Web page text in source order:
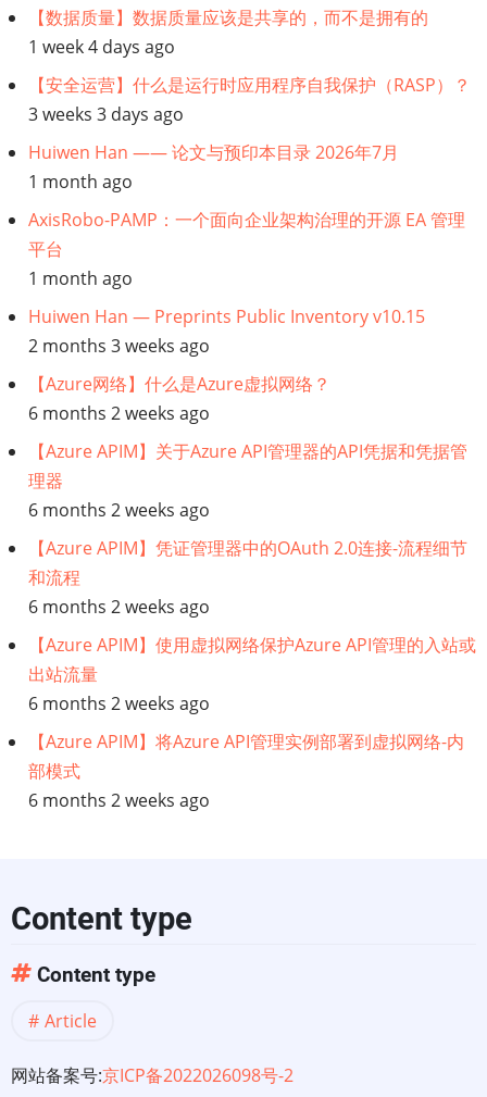
链
接：
IT
基
础
设
施
职
位
【数据质量】数据质量应该是共享的，而不是拥有的
1 week 4 days ago
【安全运营】什么是运行时应用程序自我保护（RASP）？
3 weeks 3 days ago
Huiwen Han —— 论文与预印本目录 2026年7月
1 month ago
AxisRobo-PAMP：一个面向企业架构治理的开源 EA 管理
平台
1 month ago
Huiwen Han — Preprints Public Inventory v10.15
2 months 3 weeks ago
【Azure网络】什么是Azure虚拟网络？
6 months 2 weeks ago
【Azure APIM】关于Azure API管理器的API凭据和凭据管
理器
6 months 2 weeks ago
【Azure APIM】凭证管理器中的OAuth 2.0连接-流程细节
和流程
6 months 2 weeks ago
【Azure APIM】使用虚拟网络保护Azure API管理的入站或
出站流量
6 months 2 weeks ago
【Azure APIM】将Azure API管理实例部署到虚拟网络-内
部模式
6 months 2 weeks ago
Content type
Content type
Article
网站备案号:京ICP备2022026098号-2